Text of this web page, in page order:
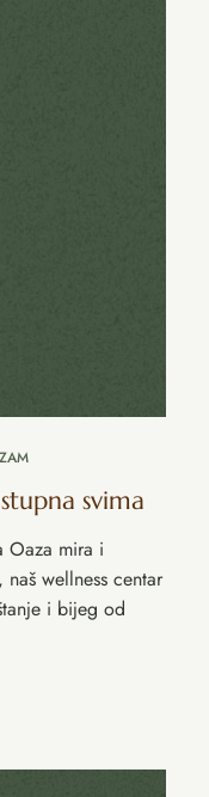
svima
Oaza mira i
wellness centar
i bijeg od